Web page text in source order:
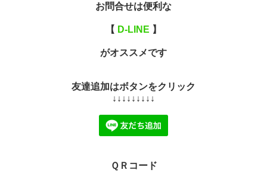
お問合せは便利な
【 D-LINE 】
がオススメです
友達追加はボタンをクリック
↓↓↓↓↓↓↓↓↓
ＱＲコード